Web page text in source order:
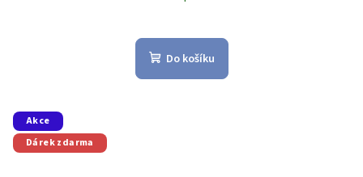
Do košíku
Akce
Dárek zdarma